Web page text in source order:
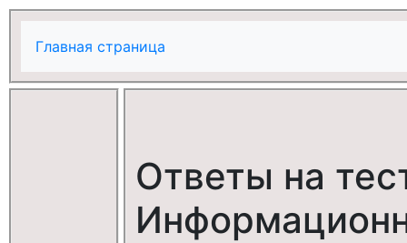
Главная страница
Ответы на